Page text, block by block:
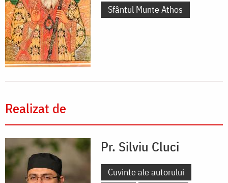
Sfântul Munte Athos
Realizat de
Pr. Silviu Cluci
Cuvinte ale autorului